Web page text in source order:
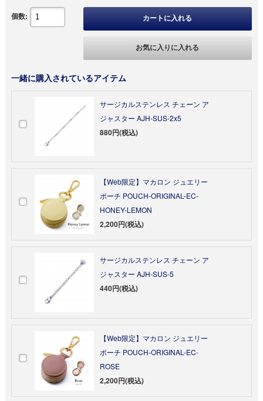
個数: カートに入れる
お気に入りに入れる
一緒に購入されているアイテム
サージカルステンレス チェーン ア
ジャスター AJH-SUS-2x5
880円(税込)
【Web限定】マカロン ジュエリー
ポーチ POUCH-ORIGINAL-EC-
HONEY-LEMON
2,200円(税込)
サージカルステンレス チェーン ア
ジャスター AJH-SUS-5
440円(税込)
【Web限定】マカロン ジュエリー
ポーチ POUCH-ORIGINAL-EC-
ROSE
2,200円(税込)